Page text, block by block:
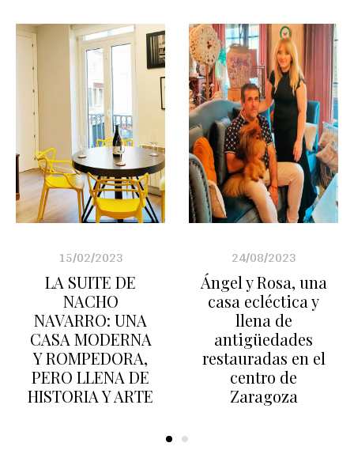
15/02/2023
LA SUITE DE
NACHO
NAVARRO: UNA
CASA MODERNA
Y ROMPEDORA,
PERO LLENA DE
HISTORIA Y ARTE
24/08/2023
Ángel y Rosa, una
casa ecléctica y
llena de
antigüedades
restauradas en el
centro de
Zaragoza